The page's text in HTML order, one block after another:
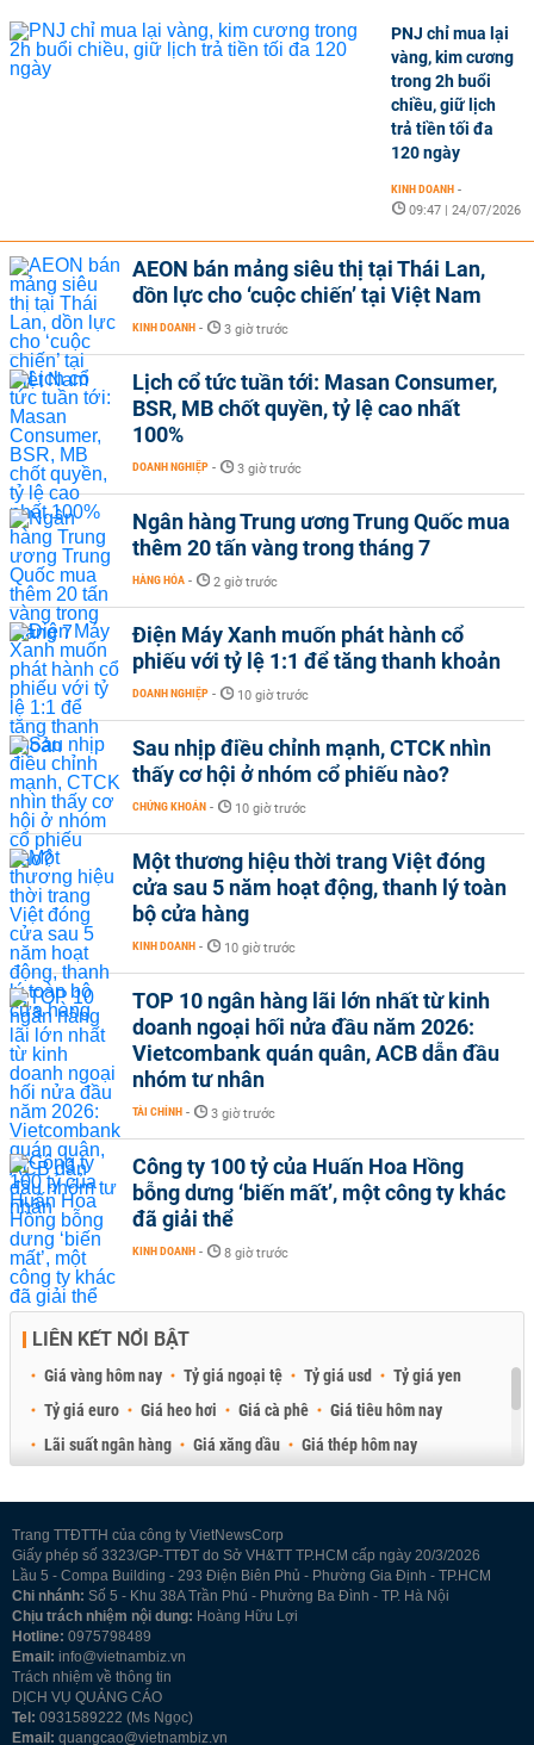
PNJ chỉ mua lại
vàng, kim cương
trong 2h buổi
chiều, giữ lịch
trả tiền tối đa
120 ngày
KINH DOANH -
09:47 | 24/07/2026
AEON bán mảng siêu thị tại Thái Lan,
dồn lực cho ‘cuộc chiến’ tại Việt Nam
KINH DOANH - 3 giờ trước
Lịch cổ tức tuần tới: Masan Consumer,
BSR, MB chốt quyền, tỷ lệ cao nhất
100%
DOANH NGHIỆP - 3 giờ trước
Ngân hàng Trung ương Trung Quốc mua
thêm 20 tấn vàng trong tháng 7
HÀNG HÓA - 2 giờ trước
Điện Máy Xanh muốn phát hành cổ
phiếu với tỷ lệ 1:1 để tăng thanh khoản
DOANH NGHIỆP - 10 giờ trước
Sau nhịp điều chỉnh mạnh, CTCK nhìn
thấy cơ hội ở nhóm cổ phiếu nào?
CHỨNG KHOÁN - 10 giờ trước
Một thương hiệu thời trang Việt đóng
cửa sau 5 năm hoạt động, thanh lý toàn
bộ cửa hàng
KINH DOANH - 10 giờ trước
TOP 10 ngân hàng lãi lớn nhất từ kinh
doanh ngoại hối nửa đầu năm 2026:
Vietcombank quán quân, ACB dẫn đầu
nhóm tư nhân
TÀI CHÍNH - 3 giờ trước
Công ty 100 tỷ của Huấn Hoa Hồng
bỗng dưng ‘biến mất’, một công ty khác
đã giải thể
KINH DOANH - 8 giờ trước
LIÊN KẾT NỔI BẬT
Giá vàng hôm nay Tỷ giá ngoại tệ Tỷ giá usd
Tỷ giá yen
Tỷ giá euro
Giá heo hơi Giá cà phê
Giá tiêu hôm nay
Lãi suất ngân hàng
Giá xăng dầu
Giá thép hôm nay
Trang TTĐTTH của công ty VietNewsCorp
Giấy phép số 3323/GP-TTĐT do Sở VH&TT TP.HCM cấp ngày 20/3/2026
Lầu 5 - Compa Building - 293 Điện Biên Phủ - Phường Gia Định - TP.HCM
Chi nhánh: Số 5 - Khu 38A Trần Phú - Phường Ba Đình - TP. Hà Nội
Chịu trách nhiệm nội dung: Hoàng Hữu Lợi
Hotline: 0975798489
Email: info@vietnambiz.vn
Trách nhiệm về thông tin
DỊCH VỤ QUẢNG CÁO
Tel: 0931589222 (Ms Ngọc)
Email: quangcao@vietnambiz.vn